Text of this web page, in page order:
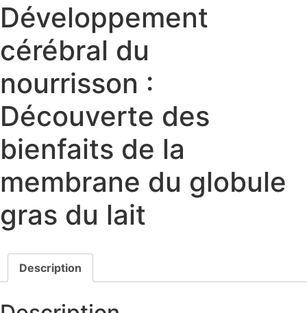
Développement
cérébral du
nourrisson :
Découverte des
bienfaits de la
membrane du globule
gras du lait
Description